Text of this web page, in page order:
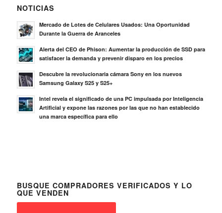
NOTICIAS
Mercado de Lotes de Celulares Usados: Una Oportunidad
Durante la Guerra de Aranceles
Alerta del CEO de Phison: Aumentar la producción de SSD para
satisfacer la demanda y prevenir disparo en los precios
Descubre la revolucionaria cámara Sony en los nuevos
Samsung Galaxy S25 y S25+
Intel revela el significado de una PC impulsada por Inteligencia
Artificial y expone las razones por las que no han establecido
una marca específica para ello
BUSQUE COMPRADORES VERIFICADOS Y LO
QUE VENDEN